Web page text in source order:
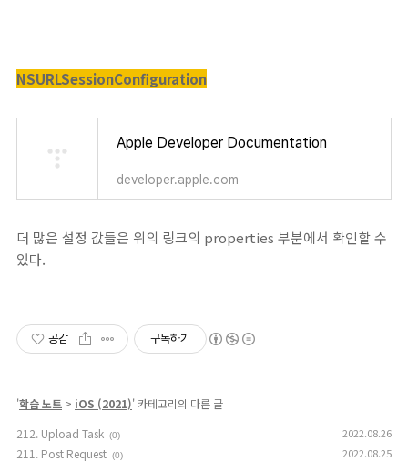
NSURLSessionConfiguration
Apple Developer Documentation
developer.apple.com
더 많은 설정 값들은 위의 링크의 properties 부분에서 확인할 수
있다.
공감 구독하기
'학습 노트 > iOS (2021)' 카테고리의 다른 글
212. Upload Task (0) 2022.08.26
211. Post Request (0) 2022.08.25